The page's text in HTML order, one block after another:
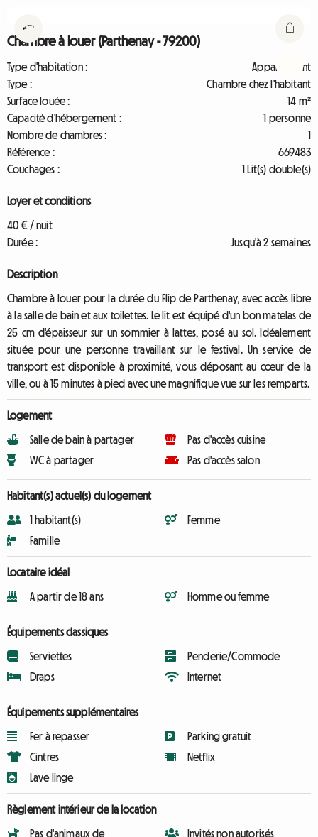
Chambre à louer (Parthenay - 79200)
Type d'habitation :
Appartement
Type :
Chambre chez l'habitant
Surface louée :
14 m²
Capacité d'hébergement :
1 personne
Nombre de chambres :
1
Référence :
669483
Couchages :
1 Lit(s) double(s)
Loyer et conditions
40 € / nuit
Durée :
Jusqu'à 2 semaines
Description
Chambre à louer pour la durée du Flip de Parthenay, avec accès libre
à la salle de bain et aux toilettes. Le lit est équipé d'un bon matelas de
25 cm d'épaisseur sur un sommier à lattes, posé au sol. Idéalement
située pour une personne travaillant sur le festival. Un service de
transport est disponible à proximité, vous déposant au cœur de la
ville, ou à 15 minutes à pied avec une magnifique vue sur les remparts.
Logement
Salle de bain à partager
WC à partager
Pas d'accès cuisine
Pas d'accès salon
Habitant(s) actuel(s) du logement
1 habitant(s)
Famille
Femme
Locataire idéal
A partir de 18 ans Homme ou femme
Équipements classiques
Serviettes
Draps
Penderie/Commode
Internet
Équipements supplémentaires
Fer à repasser
Cintres
Lave linge
Parking gratuit
Netflix
Règlement intérieur de la location
Pas d'animaux de
Invités non autorisés